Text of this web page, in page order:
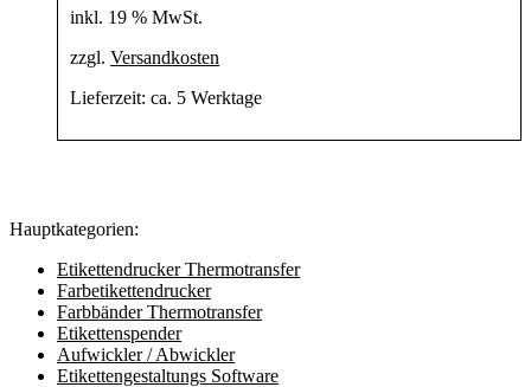
inkl. 19 % MwSt.
zzgl. Versandkosten
Lieferzeit: ca. 5 Werktage
Hauptkategorien:
Etikettendrucker Thermotransfer
Farbetikettendrucker
Farbbänder Thermotransfer
Etikettenspender
Aufwickler / Abwickler
Etikettengestaltungs Software